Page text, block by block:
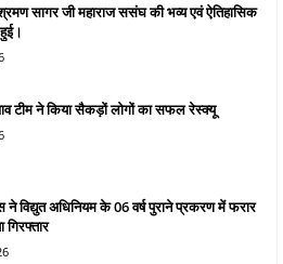
सागर जी महाराज ससंघ की भव्य एवं ऐतिहासिक
टीम ने किया सैकड़ों लोगों का सफल रेस्क्यू
ने विद्युत अधिनियम के 06 वर्ष पुराने प्रकरण में फरार
गिरफ्तार